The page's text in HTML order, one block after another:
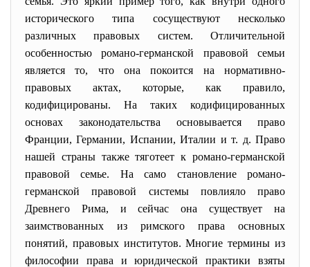
исторического типа сосуществуют несколько
различных правовых систем. Отличительной
особенностью романо-германской правовой семьи
является то, что она покоится на нормативно-
правовых актах, которые, как правило,
кодифицированы. На таких кодифицированных
основах законодательства основывается право
Франции, Германии, Испании, Италии и т. д. Право
нашей страны также тяготеет к романо-германской
правовой семье. На само становление романо-
германской правовой системы повлияло право
Древнего Рима, и сейчас она существует на
заимствованных из римского права основных
понятий, правовых институтов. Многие термины из
философии права и юридической практики взяты